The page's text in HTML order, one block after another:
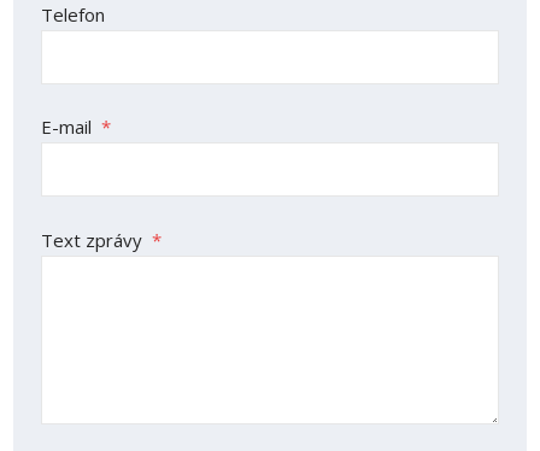
Telefon
E-mail *
Text zprávy *